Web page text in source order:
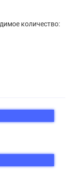
количество: